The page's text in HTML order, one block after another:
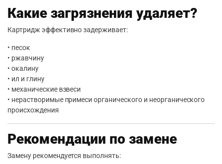
Какие загрязнения удаляет?
Картридж эффективно задерживает:
• песок
• ржавчину
• окалину
• ил и глину
• механические взвеси
• нерастворимые примеси органического и неорганического
происхождения
Рекомендации по замене
Замену рекомендуется выполнять: